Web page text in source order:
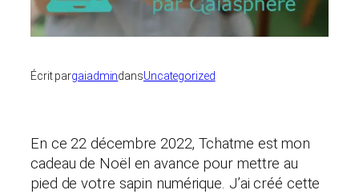
Écrit pargaiadmindansUncategorized
En ce 22 décembre 2022, Tchatme est mon
cadeau de Noël en avance pour mettre au
pied de votre sapin numérique. J’ai créé cette